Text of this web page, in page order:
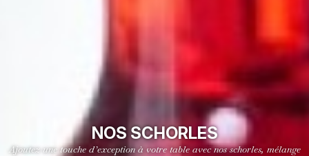
NOS SCHORLES
Ajoutez une touche d’exception à votre table avec nos schorles, mélange